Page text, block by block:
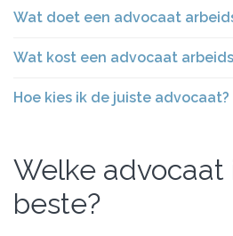
Wat doet een advocaat
Wat kost een advocaat
Hoe kies ik de juiste advocaat?
Welke advocaat
beste?